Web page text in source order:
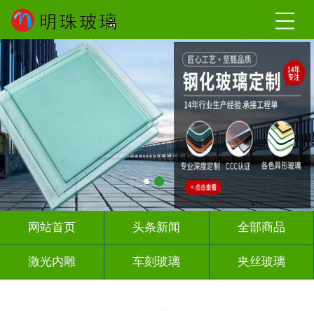
网站首页 头条新闻 全部商品
激光内雕 车刻玻璃 夹丝玻璃